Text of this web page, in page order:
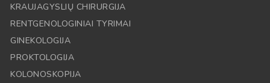
KRAUJAGYSLIŲ CHIRURGIJA
RENTGENOLOGINIAI TYRIMAI
GINEKOLOGIJA
PROKTOLOGIJA
KOLONOSKOPIJA